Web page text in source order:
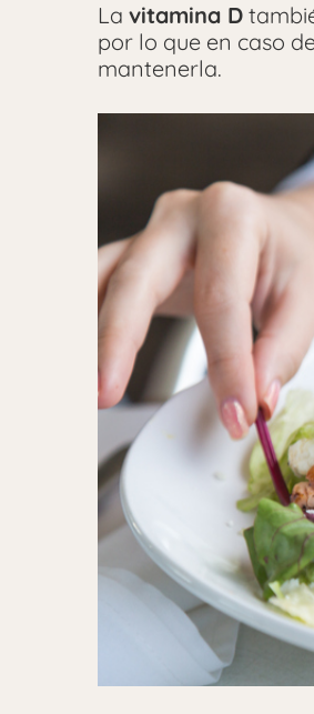
La vitamina D
por lo que en caso
mantenerla.